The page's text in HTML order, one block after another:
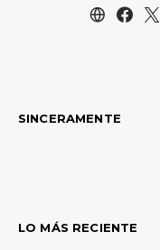
SINCERAMENTE
LO MÁS RECIENTE